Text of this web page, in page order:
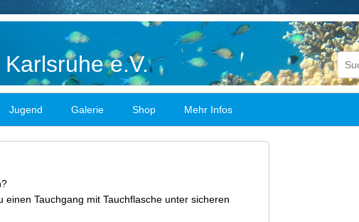
e.V.
Jugend Galerie Shop Mehr Infos
Tauchgang mit Tauchflasche unter sicheren